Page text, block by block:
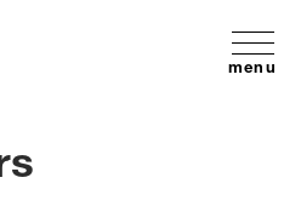
menu